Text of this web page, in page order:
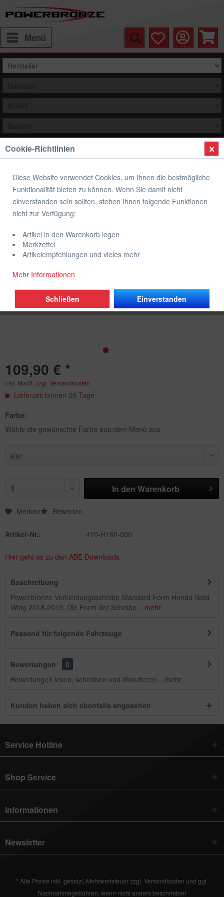
Menü
Auswählen
Übersicht Verkleidungsscheibe Standard Form
Verkleidungsscheibe Standard Form
Honda Gold Wing 2018-2019
109,90 € *
inkl. MwSt. zzgl. Versandkosten
Lieferzeit binnen 28 Tage
Farbe:
Wähle die gewünschte Farbe aus dem Menü aus
In den Warenkorb
Merken Bewerten
Artikel-Nr.: 410-H180-000
Hier geht es zu den ABE Downloads
Beschreibung
Powerbronze Verkleidungsscheibe Standard Form Honda Gold
Wing 2018-2019. Die Form der Scheibe... mehr
Passend für folgende Fahrzeuge
Bewertungen
0
Bewertungen lesen, schreiben und diskutieren... mehr
Kunden haben sich ebenfalls angesehen
Service Hotline
Shop Service
Informationen
Newsletter
* Alle Preise inkl. gesetzl. Mehrwertsteuer zzgl. Versandkosten und ggf.
Nachnahmegebühren, wenn nicht anders beschrieben
Cookie-Richtlinien
Diese Website verwendet Cookies, um Ihnen die bestmögliche
Funktionalität bieten zu können. Wenn Sie damit nicht
einverstanden sein sollten, stehen Ihnen folgende Funktionen
nicht zur Verfügung:
Artikel in den Warenkorb legen
Merkzettel
Artikelempfehlungen und vieles mehr
Mehr Informationen
Einverstanden
Schließen